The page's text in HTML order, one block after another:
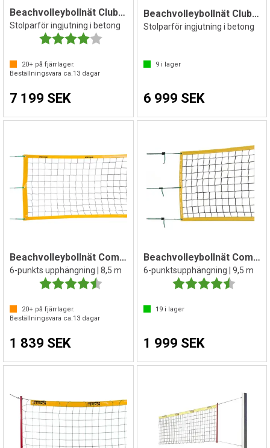
Beachvolleybollnät Club 8,5m
Stolparför ingjutning i betong
Betyg:
4.0 utav 5 stjärnor
20+ på fjärrlager.
Beställningsvara ca.13 dagar
7 199 SEK
Beachvolleybollnät Club 9,5m
Stolparför ingjutning i betong
9i lager
6 999 SEK
Beachvolleybollnät Comfort
6-punkts upphängning | 8,5 m
Betyg:
4.8 utav 5 stjärnor
20+ på fjärrlager.
Beställningsvara ca. 13 dagar
1 839 SEK
Beachvolleybollnät Comfort
6-punktsupphängning | 9,5 m
Betyg:
19i lager
1 999 SEK